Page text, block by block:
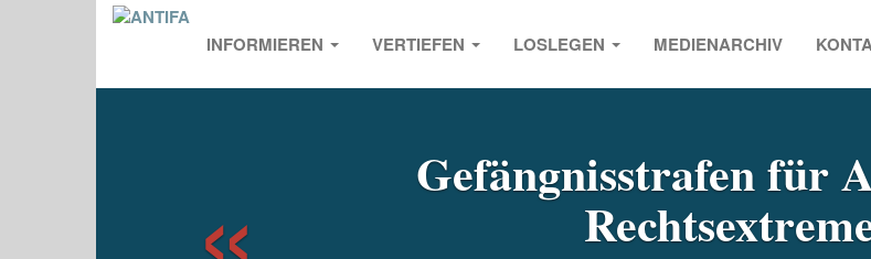
INFORMIEREN VERTIEFEN LOSLEGEN MEDIENARCHIV
Gefängnisstrafen für
Previous